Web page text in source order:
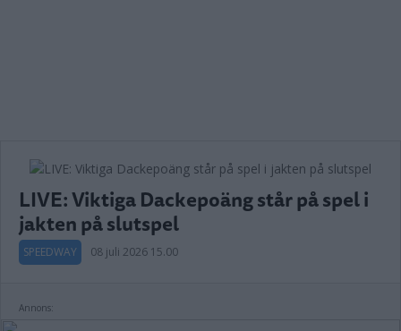
LIVE: Viktiga Dackepoäng står på spel i
jakten på slutspel
SPEEDWAY 08 juli 2026 15.00
Annons: